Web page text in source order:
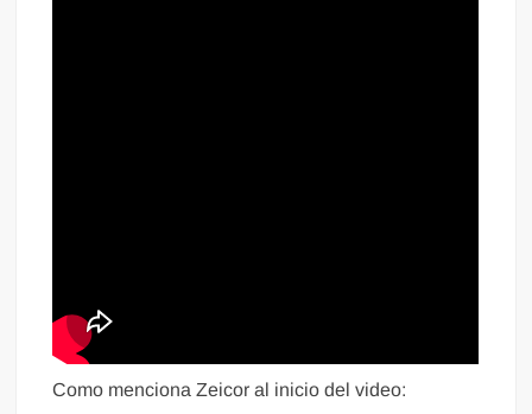
Como menciona Zeicor al inicio del video: